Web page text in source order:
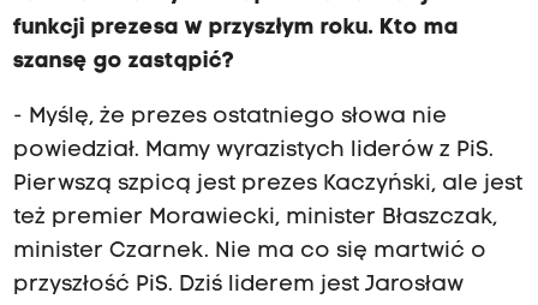
funkcji prezesa w przyszłym roku. Kto ma
szansę go zastąpić?
- Myślę, że prezes ostatniego słowa nie
powiedział. Mamy wyrazistych liderów z PiS.
Pierwszą szpicą jest prezes Kaczyński, ale jest
też premier Morawiecki, minister Błaszczak,
minister Czarnek. Nie ma co się martwić o
przyszłość PiS. Dziś liderem jest Jarosław